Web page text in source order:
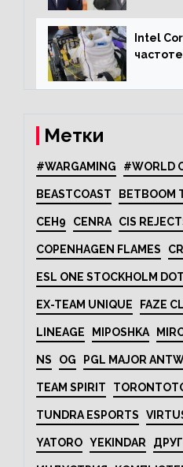
Intel
Метки
#WARGAMING #WORLD
BEASTCOAST BETBOOM
CEH9 CENRA CIS
COPENHAGEN FLAMES
ESL ONE STOCKHOLM
EX-TEAM UNIQUE FAZE
LINEAGE MIPOSHKA
NS OG PGL MAJOR
TEAM SPIRIT
TUNDRA ESPORTS
YATORO YEKINDAR